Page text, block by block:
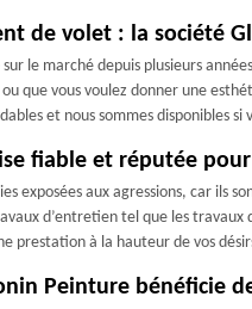
de volet : la société
le marché depuis plusieurs
que vous voulez donner une
et nous sommes disponibles
fiable et réputée
exposées aux agressions, car ils
d’entretien tel que les
prestation à la hauteur de vos
Peinture bénéficie